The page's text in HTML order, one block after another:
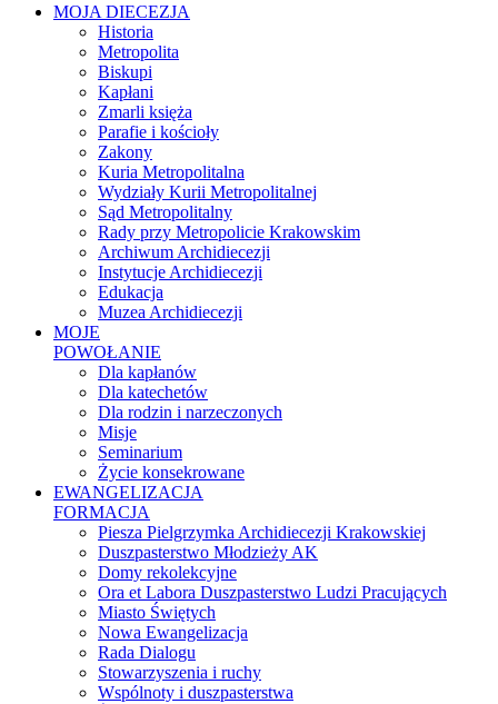
MOJA DIECEZJA
Historia
Metropolita
Biskupi
Kapłani
Zmarli księża
Parafie i kościoły
Zakony
Kuria Metropolitalna
Wydziały Kurii Metropolitalnej
Sąd Metropolitalny
Rady przy Metropolicie Krakowskim
Archiwum Archidiecezji
Instytucje Archidiecezji
Edukacja
Muzea Archidiecezji
MOJE
POWOŁANIE
Dla kapłanów
Dla katechetów
Dla rodzin i narzeczonych
Misje
Seminarium
Życie konsekrowane
EWANGELIZACJA
FORMACJA
Piesza Pielgrzymka Archidiecezji Krakowskiej
Duszpasterstwo Młodzieży AK
Domy rekolekcyjne
Ora et Labora Duszpasterstwo Ludzi Pracujących
Miasto Świętych
Nowa Ewangelizacja
Rada Dialogu
Stowarzyszenia i ruchy
Wspólnoty i duszpasterstwa